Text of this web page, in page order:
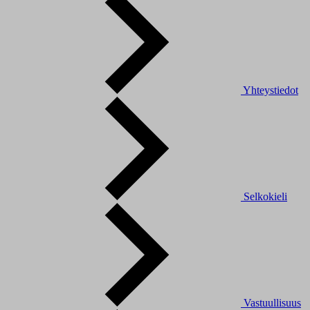
Yhteystiedot
Selkokieli
Vastuullisuus